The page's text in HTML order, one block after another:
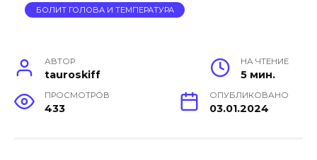
БОЛИТ ГОЛОВА И ТЕМПЕРАТУРА
АВТОР
tauroskiff
НА ЧТЕНИЕ
5 мин.
ПРОСМОТРОВ
433
ОПУБЛИКОВАНО
03.01.2024